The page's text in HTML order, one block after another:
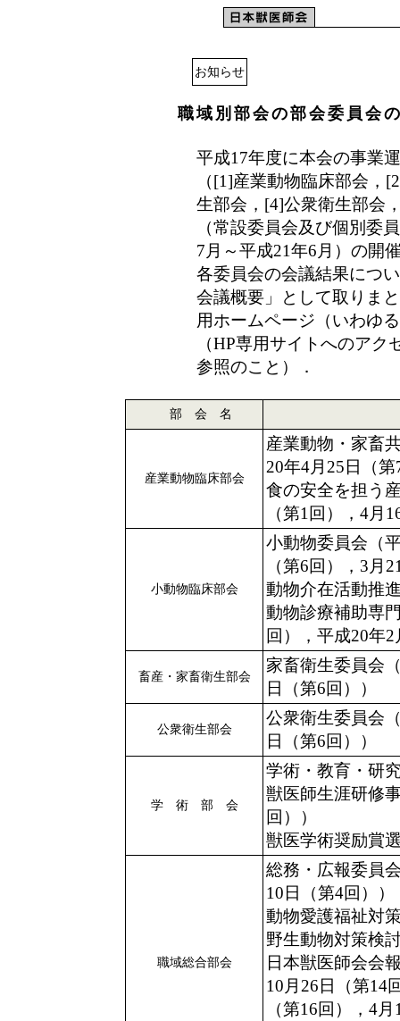
お知らせ
職域別部会の部会委員会
平成17年度に本会の事業
（[1]産業動物臨床部会，
生部会，[4]公衆衛生部会
（常設委員会及び個別委
7月～平成21年6月）の開
各委員会の会議結果につ
会議概要」として取りま
用ホームページ（いわゆ
（HP専用サイトへのア
参照のこと）．
部 会 名
産業動物臨床部会
産業動物・家畜
20年4月25日（
食の安全を担う
（第1回），4月
小動物臨床部会
小動物委員会（
（第6回），3月
動物介在活動推
動物診療補助専
回），平成20年
畜産・家畜衛生部会
家畜衛生委員会
日（第6回））
公衆衛生部会
公衆衛生委員会
日（第6回））
学 術 部 会
学術・教育・研
獣医師生涯研修
回））
獣医学術奨励賞
職域総合部会
総務・広報委員
10日（第4回））
動物愛護福祉対
野生動物対策検
日本獣医師会会
10月26日（第14
（第16回），4